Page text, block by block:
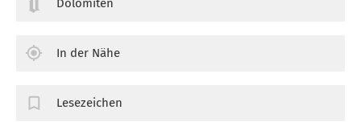
Dolomiten
In der Nähe
Lesezeichen